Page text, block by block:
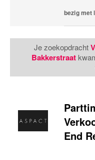
bezig met
Je zoekopdracht
Bakkerstraat
End